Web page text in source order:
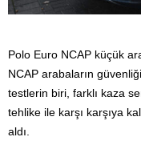
Polo Euro NCAP küçük
NCAP arabaların
testlerin biri, farklı kaza
tehlike ile karşı karşıya
aldı.